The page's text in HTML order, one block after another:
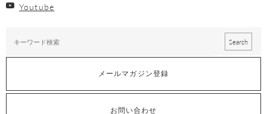
Youtube
メールマガジン登録
お問い合わせ